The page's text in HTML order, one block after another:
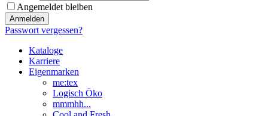
Angemeldet bleiben
Anmelden
Passwort vergessen?
Kataloge
Karriere
Eigenmarken
me:tex
Logisch Öko
mmmhh...